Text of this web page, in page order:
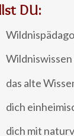
DU:
das alte
dich
dich mit